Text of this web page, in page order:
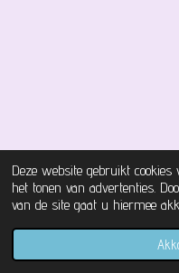
Deze website gebruikt
het tonen van advertenties.
van de site gaat u hiermee